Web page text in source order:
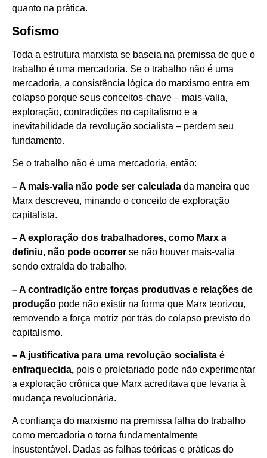
quanto na prática.
Sofismo
Toda a estrutura marxista se baseia na premissa de que o
trabalho é uma mercadoria. Se o trabalho não é uma
mercadoria, a consistência lógica do marxismo entra em
colapso porque seus conceitos-chave – mais-valia,
exploração, contradições no capitalismo e a
inevitabilidade da revolução socialista – perdem seu
fundamento.
Se o trabalho não é uma mercadoria, então:
– A mais-valia não pode ser calculada da maneira que
Marx descreveu, minando o conceito de exploração
capitalista.
– A exploração dos trabalhadores, como Marx a
definiu, não pode ocorrer se não houver mais-valia
sendo extraída do trabalho.
– A contradição entre forças produtivas e relações de
produção pode não existir na forma que Marx teorizou,
removendo a força motriz por trás do colapso previsto do
capitalismo.
– A justificativa para uma revolução socialista é
enfraquecida, pois o proletariado pode não experimentar
a exploração crônica que Marx acreditava que levaria à
mudança revolucionária.
A confiança do marxismo na premissa falha do trabalho
como mercadoria o torna fundamentalmente
insustentável. Dadas as falhas teóricas e práticas do